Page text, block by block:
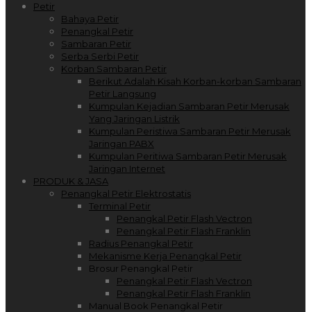
Petir
Bahaya Petir
Penangkal Petir
Sambaran Petir
Serba Serbi Petir
Korban Sambaran Petir
Berikut Adalah Kisah Korban-korban Sambaran
Petir Langsung
Kumpulan Kejadian Sambaran Petir Merusak
Yang Jaringan Listrik
Kumpulan Peristiwa Sambaran Petir Merusak
Jaringan PABX
Kumpulan Peritiwa Sambaran Petir Merusak
Jaringan Internet
PRODUK & JASA
Penangkal Petir Elektrostatis
Terminal Petir
Penangkal Petir Flash Vectron
Penangkal Petir Flash Franklin
Radius Penangkal Petir
Mekanisme Kerja Penangkal Petir
Brosur Penangkal Petir
Penangkal Petir Flash Vectron
Penangkal Petir Flash Franklin
Manual Book Penangkal Petir